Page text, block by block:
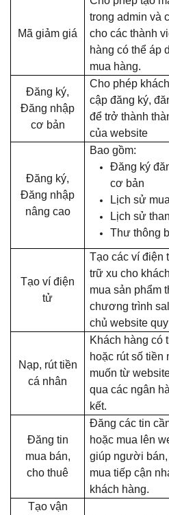
Mã giảm giá
trong admin và
cho các thành
hàng có thể áp
mua hàng.
Đăng ký,
Đăng nhập
cơ bản
Cho phép
cập đăng ký,
để trở thành
của website
Đăng ký,
Đăng nhập
nâng cao
Bao gồm:
Đăng ký
cơ bản
Lịch sử
Lịch sử
Thư thông
Tạo ví điện
tử
Tạo các ví điện
trữ xu cho
mua sản phẩm
chương trình
chủ website
Nạp, rút tiền
cá nhân
Khách hàng có
hoặc rút số tiền
muốn từ
qua các ngân
kết.
Đăng tin
mua bán,
cho thuê
Đăng các tin
hoặc mua lên
giúp người
mua tiếp cận
khách hàng.
Tạo vận